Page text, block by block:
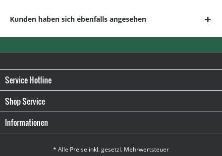
Kunden haben sich ebenfalls angesehen
Service Hotline
Shop Service
Informationen
* Alle Preise inkl. gesetzl. Mehrwertsteuer